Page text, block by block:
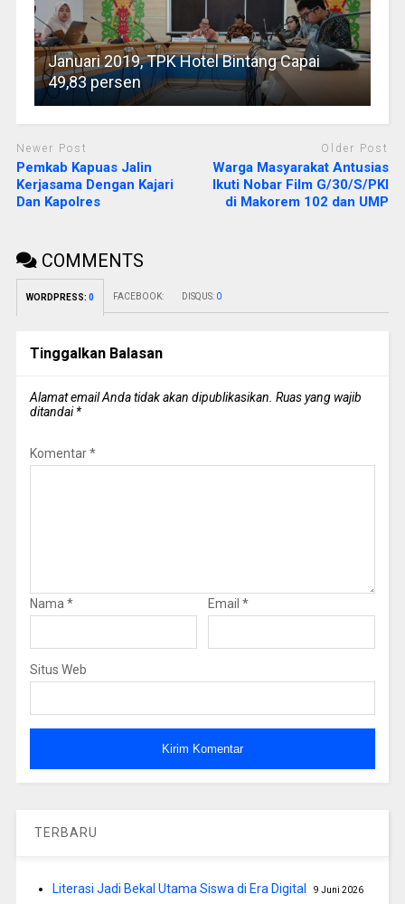
Januari 2019, TPK Hotel Bintang Capai
49,83 persen
Newer Post
Pemkab Kapuas Jalin
Kerjasama Dengan Kajari
Dan Kapolres
Older Post
Warga Masyarakat Antusias
Ikuti Nobar Film G/30/S/PKI
di Makorem 102 dan UMP
COMMENTS
WORDPRESS: 0 FACEBOOK: DISQUS: 0
Tinggalkan Balasan
Alamat email Anda tidak akan dipublikasikan. Ruas yang wajib
ditandai*
Komentar*
Nama * Email *
Situs Web
TERBARU
Literasi Jadi Bekal Utama Siswa di Era Digital 9 Juni 2026